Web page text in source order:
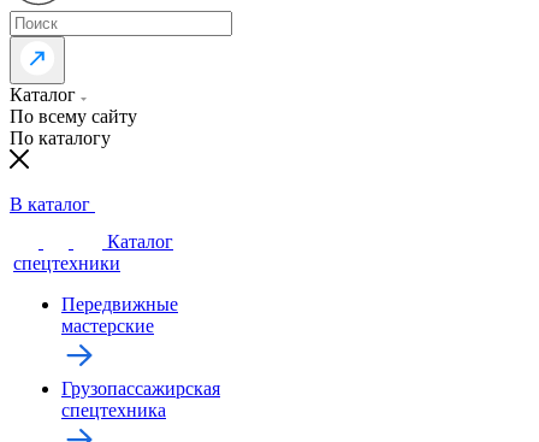
Каталог
По всему сайту
По каталогу
В каталог
Каталог
спецтехники
Передвижные
мастерские
Грузопассажирская
спецтехника